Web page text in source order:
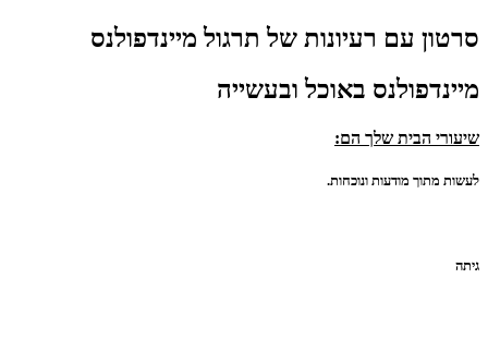
סרטון עם רעיונות של תרגול מיינדפולנס
מיינדפולנס באוכל ובעשייה
שיעורי הבית שלך הם:
לעשות מתוך מודעות ונוכחות.
גיתה